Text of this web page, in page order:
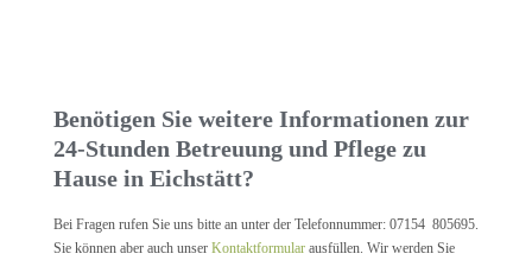
Benötigen Sie weitere Informationen zur
24-Stunden Betreuung und Pflege zu
Hause in Eichstätt?
Bei Fragen rufen Sie uns bitte an unter der Telefonnummer: 07154 805695.
Sie können aber auch unser Kontaktformular ausfüllen. Wir werden Sie